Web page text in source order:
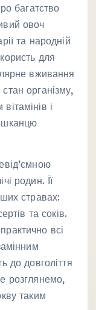
багатство
овоч
та народній
для
вживання
організму,
і
родин. Її
стравах:
та соків.
всі
до довголіття
розглянемо,
таким